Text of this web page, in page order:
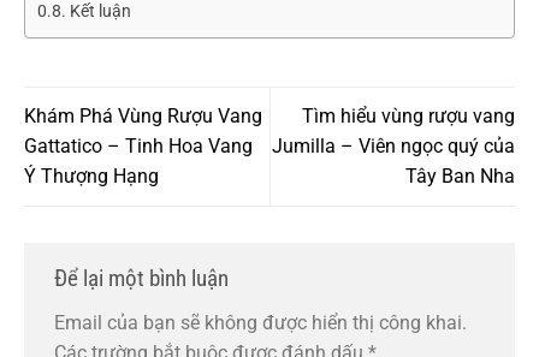
Kết luận
Khám Phá Vùng Rượu Vang
Gattatico – Tinh Hoa Vang
Ý Thượng Hạng
Tìm hiểu vùng rượu vang
Jumilla – Viên ngọc quý của
Tây Ban Nha
Để lại một bình luận
Email của bạn sẽ không được hiển thị công khai.